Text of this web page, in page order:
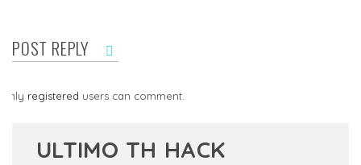
POST REPLY
Only registered users can comment.
ULTIMO TH HACK